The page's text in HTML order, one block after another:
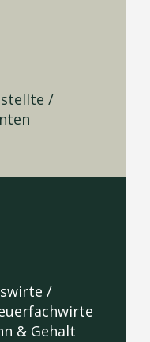
/
/
& Gehalt